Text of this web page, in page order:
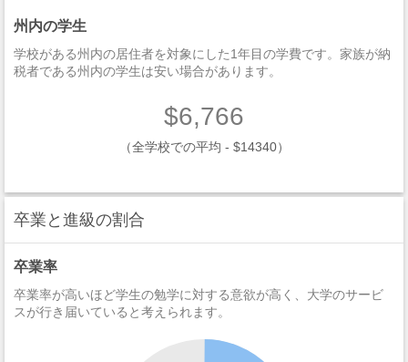
州内の学生
学校がある州内の居住者を対象にした1年目の学費です。家族が納
税者である州内の学生は安い場合があります。
$6,766
（全学校での平均 - $14340）
卒業と進級の割合
卒業率
卒業率が高いほど学生の勉学に対する意欲が高く、大学のサービ
スが行き届いていると考えられます。